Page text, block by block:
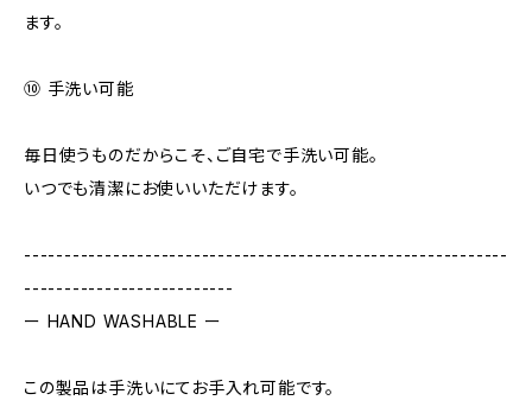
ます。
⑩ 手洗い可能
毎日使うものだからこそ、ご自宅で手洗い可能。
いつでも清潔にお使いいただけます。
------------------------------------------------------------
--------------------------
ー HAND WASHABLE ー
この製品は手洗いにてお手入れ可能です。